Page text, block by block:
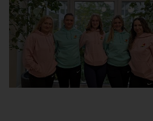
CUMPARA